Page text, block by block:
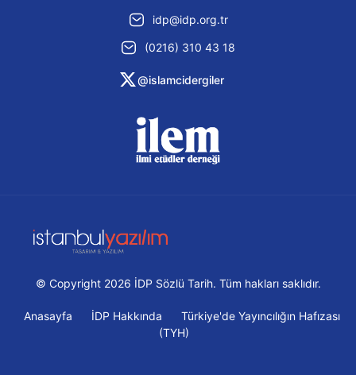
idp@idp.org.tr
(0216) 310 43 18
@islamcidergiler
© Copyright 2026 İDP Sözlü Tarih. Tüm hakları saklıdır.
Anasayfa İDP Hakkında
Türkiye'de Yayıncılığın Hafızası
(TYH)